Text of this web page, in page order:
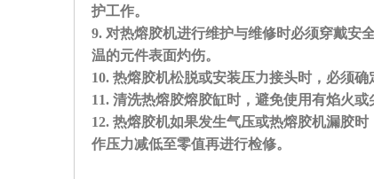
护工作。
9. 对热熔胶机进行维护与维修时必须穿戴安
温的元件表面灼伤。
10. 热熔胶机松脱或安装压力接头时，必
11. 清洗热熔胶熔胶缸时，避免使用有焰火
12. 热熔胶机如果发生气压或热熔胶机漏胶
作压力减低至零值再进行检修。